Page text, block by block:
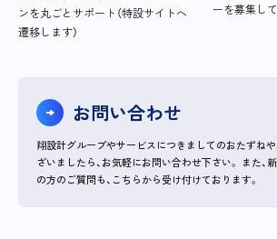
ンを丸ごとサポート（特設サイトへ
遷移します）
ーを募集し
お問い合わせ
翔設計グループやサービスにつきましてのおたずね
ざいましたら、お気軽にお問い合わせ下さい。 また、
の方のご質問も、こちらから受け付けております。